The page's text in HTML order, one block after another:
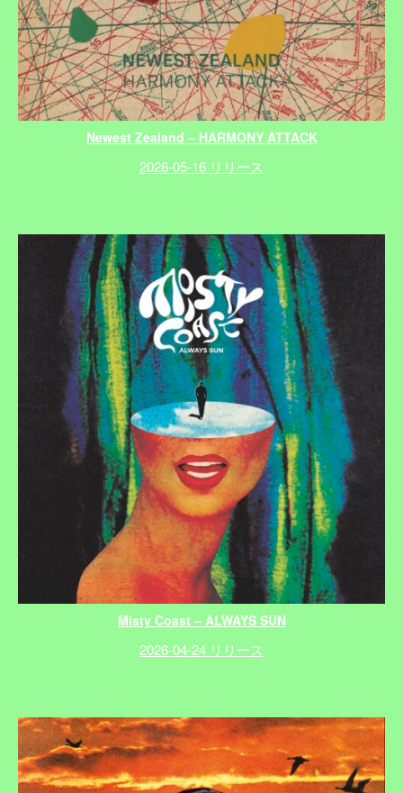
Newest Zealand – HARMONY ATTACK
2026-05-16 リリース
Misty Coast – ALWAYS SUN
2026-04-24 リリース